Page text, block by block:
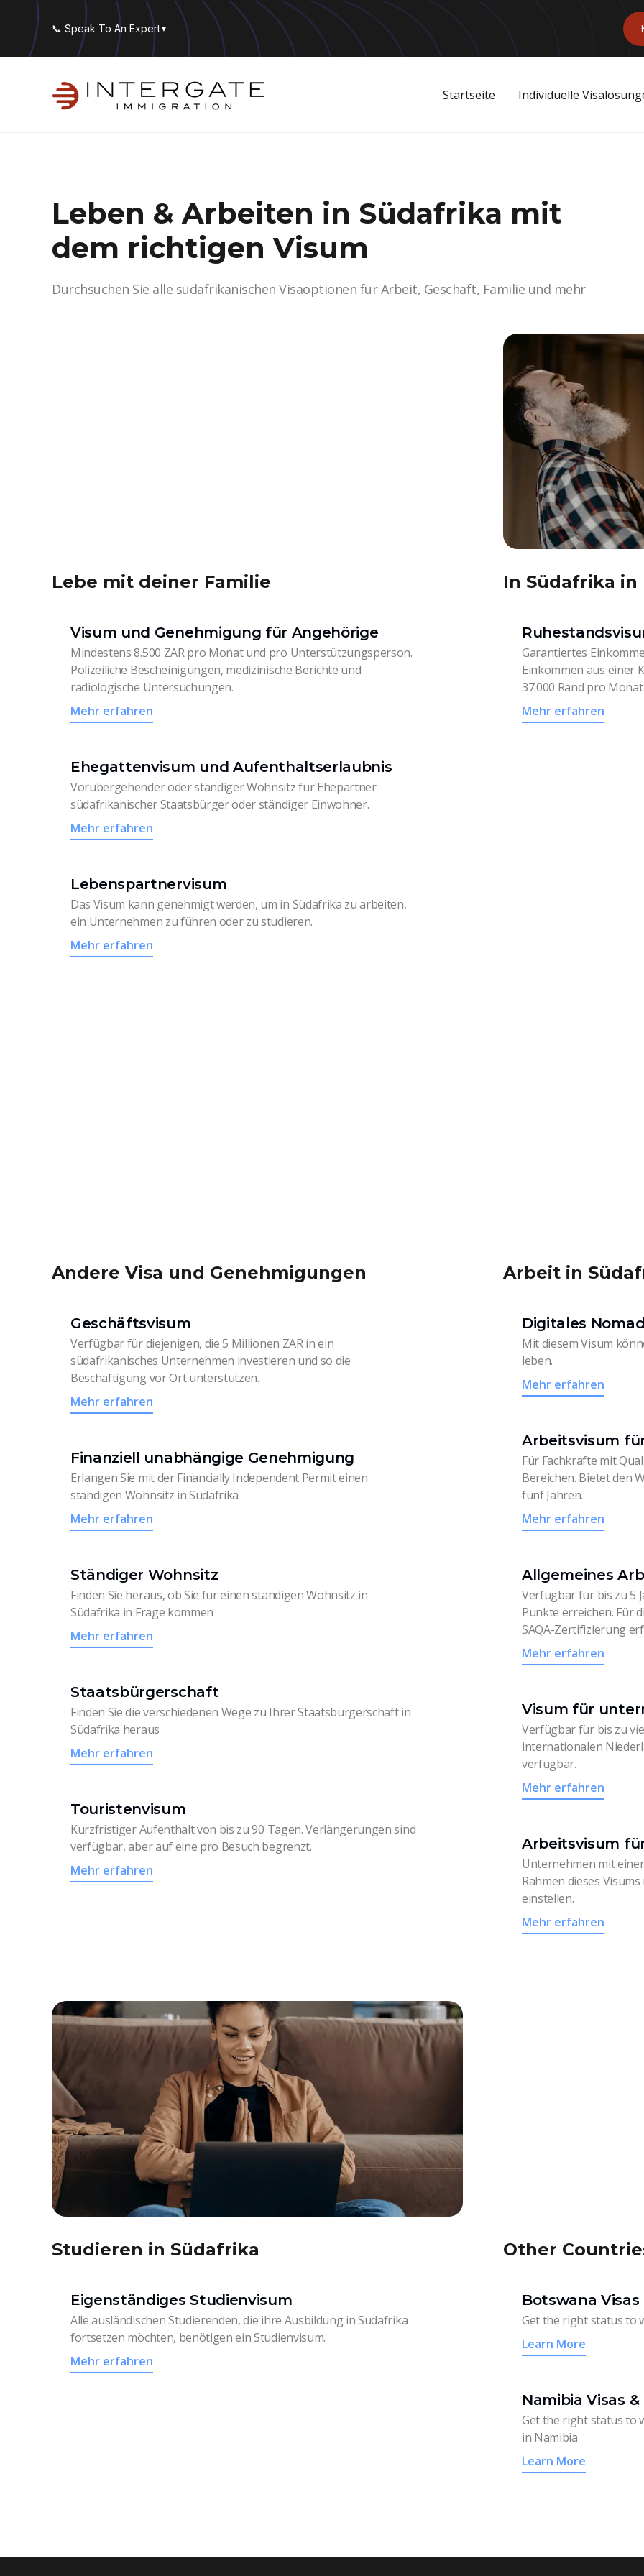
📞 Speak To An Expert▼
Startseite Individuelle
Leben & Arbeiten in Südafrika mit
dem richtigen Visum
Durchsuchen Sie alle südafrikanischen Visaoptionen für Arbeit, Geschäft, Familie und mehr
Lebe mit deiner Familie
Visum und Genehmigung für Angehörige
Mindestens 8.500 ZAR pro Monat und pro Unterstützungsperson.
Polizeiliche Bescheinigungen, medizinische Berichte und
radiologische Untersuchungen.
Mehr erfahren
Ehegattenvisum und Aufenthaltserlaubnis
Vorübergehender oder ständiger Wohnsitz für Ehepartner
südafrikanischer Staatsbürger oder ständiger Einwohner.
Mehr erfahren
Lebenspartnervisum
Das Visum kann genehmigt werden, um in Südafrika zu arbeiten,
ein Unternehmen zu führen oder zu studieren.
Mehr erfahren
In Südafrika
Garantiertes
Einkommen aus einer
37.000 Rand pro
Mehr erfahren
Andere Visa und Genehmigungen
Geschäftsvisum
Verfügbar für diejenigen, die 5 Millionen ZAR in ein
südafrikanisches Unternehmen investieren und so die
Beschäftigung vor Ort unterstützen.
Mehr erfahren
Finanziell unabhängige Genehmigung
Erlangen Sie mit der Financially Independent Permit einen
ständigen Wohnsitz in Südafrika
Mehr erfahren
Ständiger Wohnsitz
Finden Sie heraus, ob Sie für einen ständigen Wohnsitz in
Südafrika in Frage kommen
Mehr erfahren
Staatsbürgerschaft
Finden Sie die verschiedenen Wege zu Ihrer Staatsbürgerschaft in
Südafrika heraus
Mehr erfahren
Touristenvisum
Kurzfristiger Aufenthalt von bis zu 90 Tagen. Verlängerungen sind
verfügbar, aber auf eine pro Besuch begrenzt.
Mehr erfahren
Arbeit in
Digitales
Mit diesem Visum
leben.
Mehr erfahren
Arbeitsvisum
Für Fachkräfte mit
Bereichen. Bietet den
fünf Jahren.
Mehr erfahren
Allgemeines
Verfügbar für bis zu 5
Punkte erreichen. Für
SAQA-Zertifizierung
Mehr erfahren
Visum für
Verfügbar für bis zu
internationalen
verfügbar.
Mehr erfahren
Arbeitsvisum
Unternehmen mit
Rahmen dieses
einstellen.
Mehr erfahren
Studieren in Südafrika
Eigenständiges Studienvisum
Alle ausländischen Studierenden, die ihre Ausbildung in Südafrika
fortsetzen möchten, benötigen ein Studienvisum.
Mehr erfahren
Other
Botswana
Get the right status to
Learn More
Namibia Visas
Get the right status to
in Namibia
Learn More